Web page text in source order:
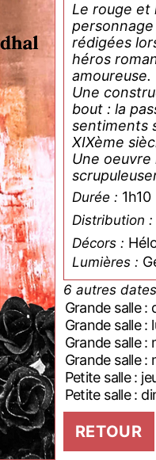
Le rouge et
rédigées
héros
amoureuse.
Une
bout : la
sentiments
XIXème
Une
Durée : 1h10
Distribution :
Décors :
Lumières :
6 autres
Grande salle :
Grande salle :
Grande salle :
Grande salle
Petite salle :
Petite salle :